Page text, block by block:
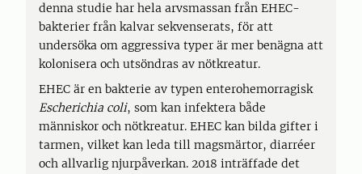
denna studie har hela arvsmassan från EHEC-
bakterier från kalvar sekvenserats, för att
undersöka om aggressiva typer är mer benägna att
kolonisera och utsöndras av nötkreatur.
EHEC är en bakterie av typen enterohemorragisk
Escherichia coli, som kan infektera både
människor och nötkreatur. EHEC kan bilda gifter i
tarmen, vilket kan leda till magsmärtor, diarréer
och allvarlig njurpåverkan. 2018 inträffade det